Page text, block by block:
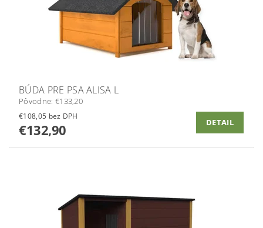
BÚDA PRE PSA ALISA L
Pôvodne: €133,20
€108,05 bez DPH
€132,90 DETAIL